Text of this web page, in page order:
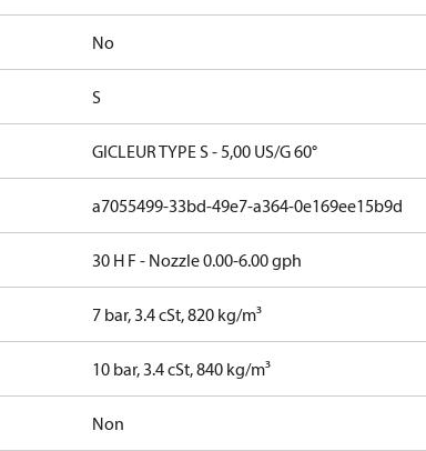
No
S
GICLEUR TYPE S - 5,00 US/G 60°
a7055499-33bd-49e7-a364-0e169ee15b9d
30 H F - Nozzle 0.00-6.00 gph
7 bar, 3.4 cSt, 820 kg/m³
10 bar, 3.4 cSt, 840 kg/m³
Non